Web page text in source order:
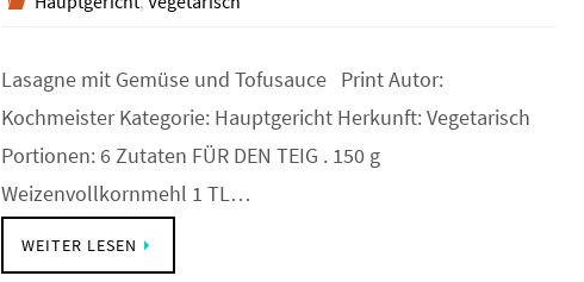
Lasagne mit Gemüse und Tofusauce Print Autor:
Kochmeister Kategorie: Hauptgericht Herkunft: Vegetarisch
Portionen: 6 Zutaten FÜR DEN TEIG . 150 g
Weizenvollkornmehl 1 TL…
WEITER LESEN